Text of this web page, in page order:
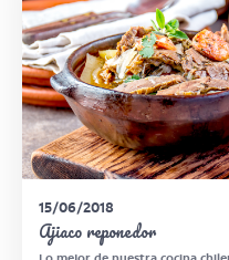
15/06/2018
Ajiaco reponedor